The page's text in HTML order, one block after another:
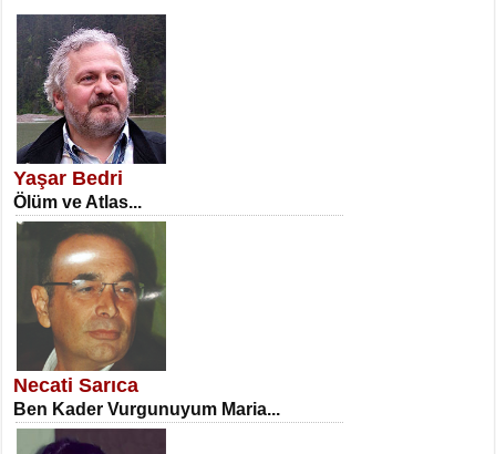
SATILMIŞ ÜMİT ÇETİNKAYA
Erkenlik...
NECLA DİLEK ARSLAN
Öğretmenler Günü Mahkemesi...
Yaşar Bedri
Ölüm ve Atlas...
Necati Sarıca
Ben Kader Vurgunuyum Maria...